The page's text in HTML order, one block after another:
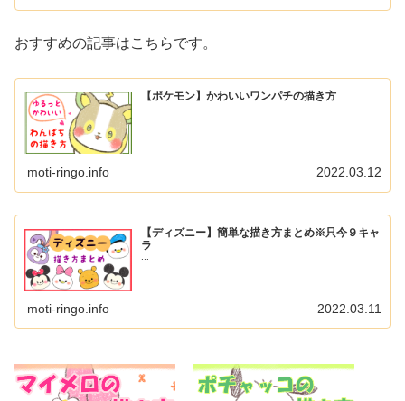
おすすめの記事はこちらです。
【ポケモン】かわいいワンパチの描き方
...
moti-ringo.info 2022.03.12
【ディズニー】簡単な描き方まとめ※只今９キャ
ラ
moti-ringo.info 2022.03.11